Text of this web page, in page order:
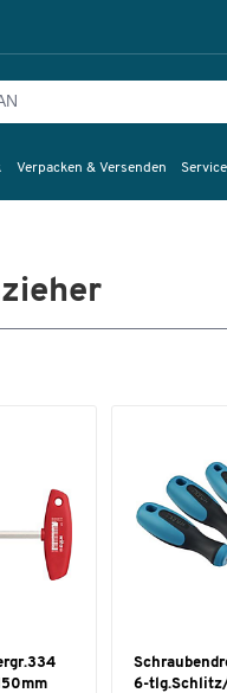
Verpacken & Versenden
6-